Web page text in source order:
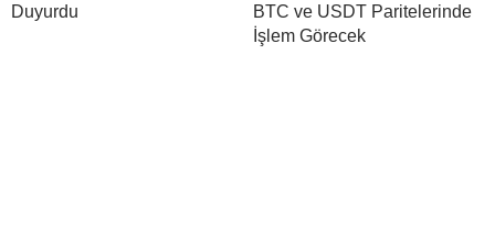
Duyurdu
BTC ve USDT Paritelerinde
İşlem Görecek